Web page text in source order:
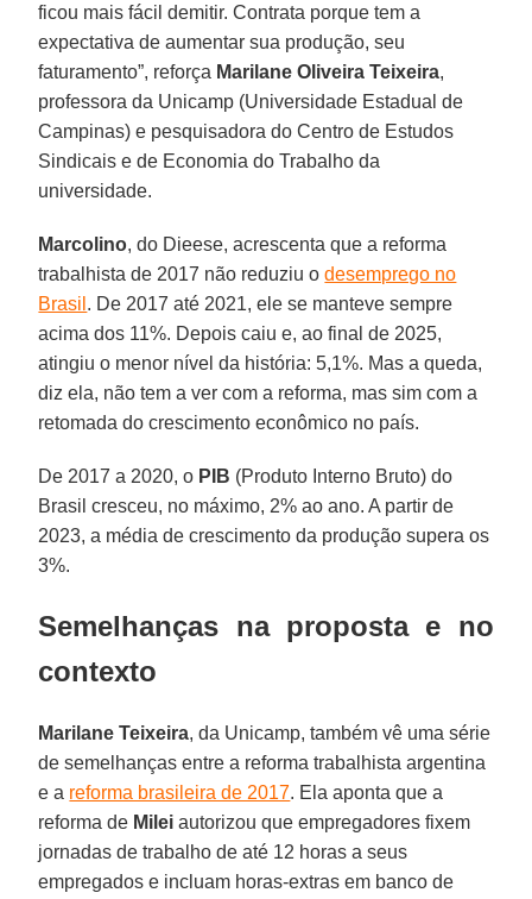
ficou mais fácil demitir. Contrata porque tem a
expectativa de aumentar sua produção, seu
faturamento”, reforça Marilane Oliveira Teixeira,
professora da Unicamp (Universidade Estadual de
Campinas) e pesquisadora do Centro de Estudos
Sindicais e de Economia do Trabalho da
universidade.
Marcolino, do Dieese, acrescenta que a reforma
trabalhista de 2017 não reduziu odesemprego no
Brasil . De 2017 até 2021, ele se manteve sempre
acima dos 11%. Depois caiu e, ao final de 2025,
atingiu o menor nível da história: 5,1%. Mas a queda,
diz ela, não tem a ver com a reforma, mas sim com a
retomada do crescimento econômico no país.
De 2017 a 2020, o PIB (Produto Interno Bruto) do
Brasil cresceu, no máximo, 2% ao ano. A partir de
2023, a média de crescimento da produção supera os
3%.
Semelhanças na proposta e no
contexto
Marilane Teixeira, da Unicamp, também vê uma série
de semelhanças entre a reforma trabalhista argentina
e a reforma brasileira de 2017. Ela aponta que a
reforma de Milei autorizou que empregadores fixem
jornadas de trabalho de até 12 horas a seus
empregados e incluam horas-extras em banco de